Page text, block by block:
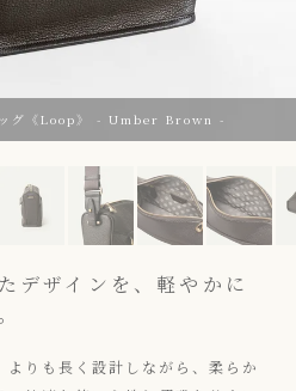
ッグ《Loop》 - Umber Brown -
ョルダーバッグ《Loop》 - Umber
デザインを、軽やかに
よりも長く設計しながら、柔らか